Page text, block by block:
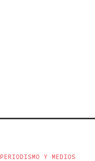
PERIODISMO Y MEDIOS